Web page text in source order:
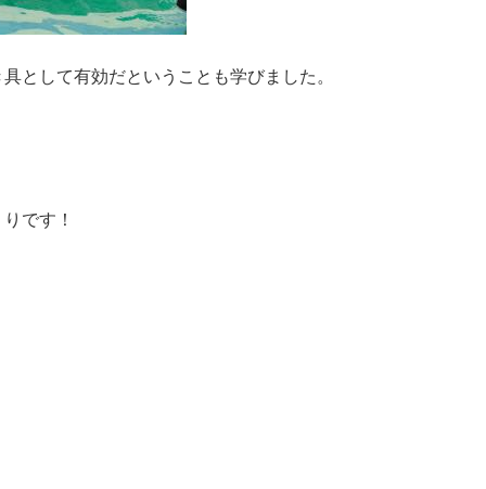
として有効だということも学びました。
です！